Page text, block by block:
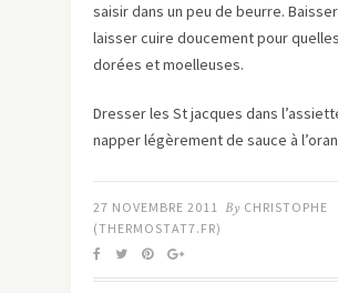
saisir dans un peu de beurre.
laisser cuire doucement pour
dorées et moelleuses.
Dresser les St jacques dans
napper légèrement de sauce à
27 NOVEMBRE 2011 By CHRISTOPHE
(THERMOSTAT7.FR)